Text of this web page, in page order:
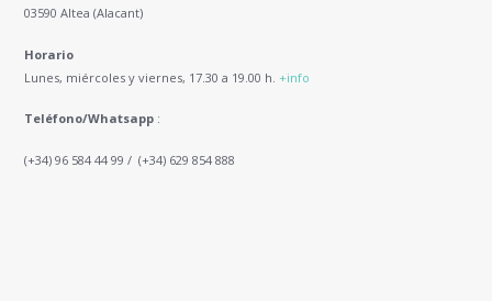
03590 Altea (Alacant)
Horario
Lunes, miércoles y viernes, 17.30 a 19.00 h. +info
Teléfono/Whatsapp :
(+34) 96 584 44 99 / (+34) 629 854 888